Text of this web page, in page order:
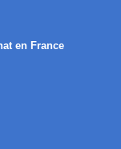
en France